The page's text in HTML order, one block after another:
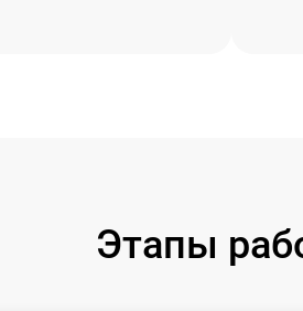
Этапы